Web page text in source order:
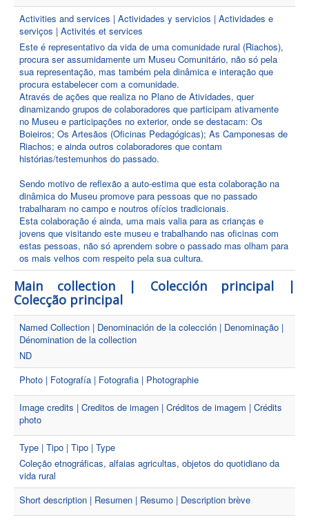
Activities and services | Actividades y servicios | Actividades e
serviços | Activités et services
Este é representativo da vida de uma comunidade rural (Riachos),
procura ser assumidamente um Museu Comunitário, não só pela
sua representação, mas também pela dinâmica e interação que
procura estabelecer com a comunidade.
Através de ações que realiza no Plano de Atividades, quer
dinamizando grupos de colaboradores que participam ativamente
no Museu e participações no exterior, onde se destacam: Os
Boieiros; Os Artesãos (Oficinas Pedagógicas); As Camponesas de
Riachos; e ainda outros colaboradores que contam
histórias/testemunhos do passado.
Sendo motivo de reflexão a auto-estima que esta colaboração na
dinâmica do Museu promove para pessoas que no passado
trabalharam no campo e noutros ofícios tradicionais.
Esta colaboração é ainda, uma mais valia para as crianças e
jovens que visitando este museu e trabalhando nas oficinas com
estas pessoas, não só aprendem sobre o passado mas olham para
os mais velhos com respeito pela sua cultura.
Main collection | Colección principal |
Colecção principal
Named Collection | Denominación de la colección | Denominação |
Dénomination de la collection
ND
Photo | Fotografía | Fotografia | Photographie
Image credits | Creditos de imagen | Créditos de imagem | Crédits
photo
Type | Tipo | Tipo | Type
Coleção etnográficas, alfaias agricultas, objetos do quotidiano da
vida rural
Short description | Resumen | Resumo | Description brève